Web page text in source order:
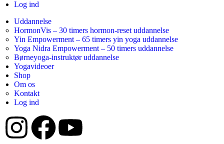
Log ind
Uddannelse
HormonVis – 30 timers hormon-reset uddannelse
Yin Empowerment – 65 timers yin yoga uddannelse
Yoga Nidra Empowerment – 50 timers uddannelse
Børneyoga-instruktør uddannelse
Yogavideoer
Shop
Om os
Kontakt
Log ind